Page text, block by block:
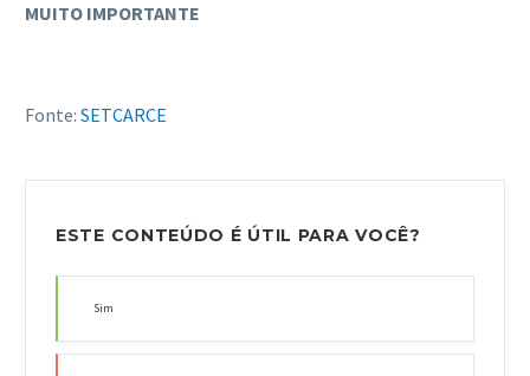
MUITO IMPORTANTE
Fonte: SETCARCE
ESTE CONTEÚDO É ÚTIL PARA VOCÊ?
Sim